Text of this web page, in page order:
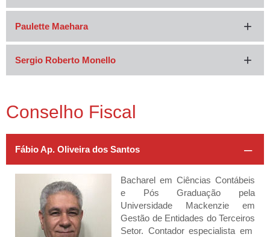
Paulette Maehara
Sergio Roberto Monello
Conselho Fiscal
Fábio Ap. Oliveira dos Santos
Bacharel em Ciências Contábeis
e Pós Graduação pela
Universidade Mackenzie em
Gestão de Entidades do Terceiros
Setor. Contador especialista em